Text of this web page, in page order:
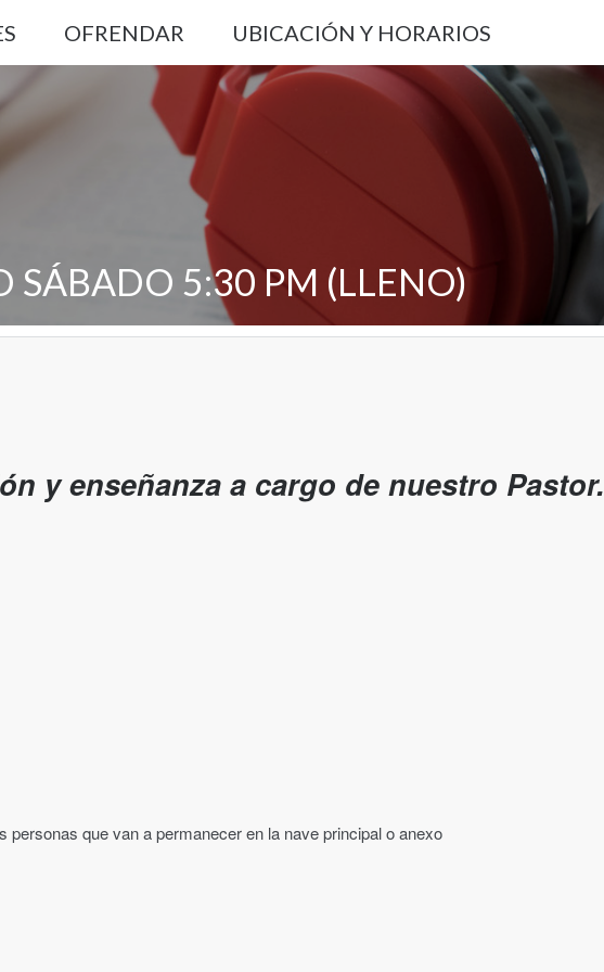
OFRENDAR UBICACIÓN Y HORARIOS
SÁBADO 5:30 PM (LLENO)
y enseñanza a cargo de nuestro Pastor.
que van a permanecer en la nave principal o anexo